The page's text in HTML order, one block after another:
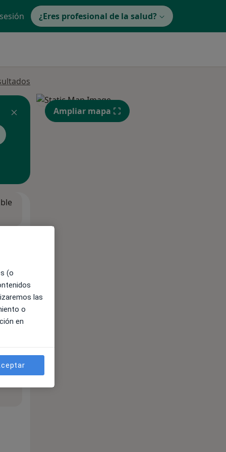
¿Eres profesional de la salud?
Ampliar mapa
(o
las
o
en